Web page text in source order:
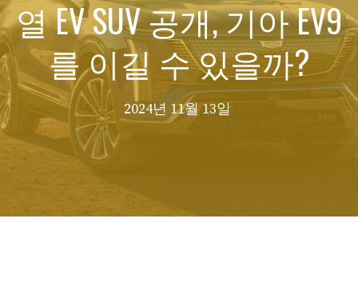
열 EV SUV 공개, 기아 EV9
를 이길 수 있을까?
2024년 11월 13일